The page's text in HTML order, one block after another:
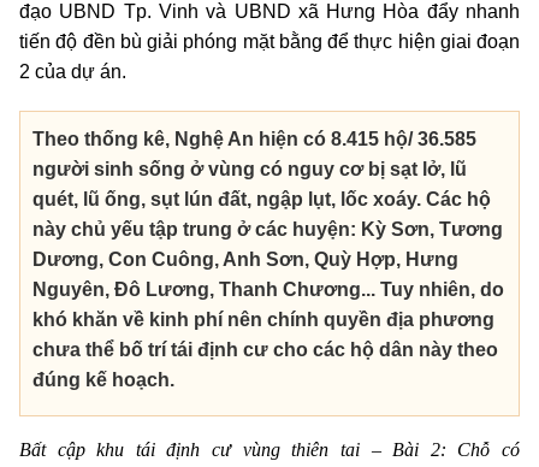
đạo UBND Tp. Vinh và UBND xã Hưng Hòa đẩy nhanh
tiến độ đền bù giải phóng mặt bằng để thực hiện giai đoạn
2 của dự án.
Theo thống kê, Nghệ An hiện có 8.415 hộ/ 36.585
người sinh sống ở vùng có nguy cơ bị sạt lở, lũ
quét, lũ ống, sụt lún đất, ngập lụt, lốc xoáy. Các hộ
này chủ yếu tập trung ở các huyện: Kỳ Sơn, Tương
Dương, Con Cuông, Anh Sơn, Quỳ Hợp, Hưng
Nguyên, Đô Lương, Thanh Chương... Tuy nhiên, do
khó khăn về kinh phí nên chính quyền địa phương
chưa thể bố trí tái định cư cho các hộ dân này theo
đúng kế hoạch.
Bất cập khu tái định cư vùng thiên tai – Bài 2: Chỗ có